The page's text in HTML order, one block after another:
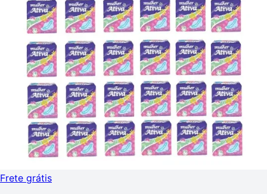
Frete grátis